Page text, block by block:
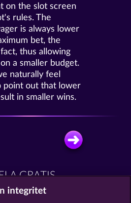
on the slot screen
rules. The
is always lower
bet, the
thus allowing
a smaller budget.
naturally feel
point out that lower
in smaller wins.
GRATIS
integritet